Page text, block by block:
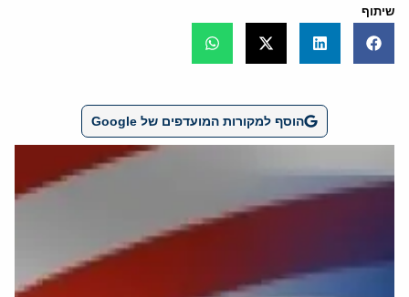
שיתוף
הוסף למקורות המועדפים של Google